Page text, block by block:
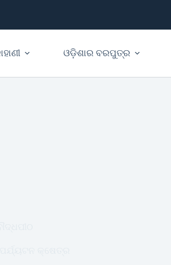
ଓଡ଼ିଶାର ବରପୁତ୍ର